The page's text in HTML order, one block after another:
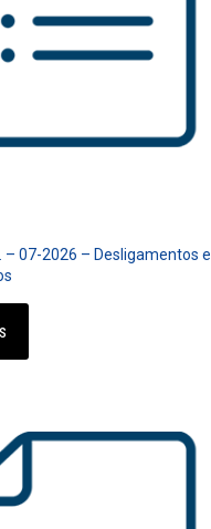
– 07-2026 – Desligamentos e